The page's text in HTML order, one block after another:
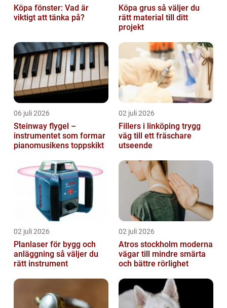
Köpa fönster: Vad är
viktigt att tänka på?
Köpa grus så väljer du
rätt material till ditt
projekt
06 juli 2026
Steinway flygel –
instrumentet som formar
pianomusikens toppskikt
02 juli 2026
Fillers i linköping trygg
väg till ett fräschare
utseende
02 juli 2026
Planlaser för bygg och
anläggning så väljer du
rätt instrument
02 juli 2026
Atros stockholm moderna
vägar till mindre smärta
och bättre rörlighet